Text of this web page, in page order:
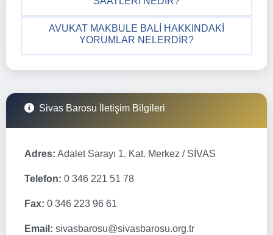
AVUKAT MAKBULE BALI HAKKINDAKI
YORUMLAR NELERDIR?
Sivas Barosu İletişim Bilgileri
Adres: Adalet Sarayı 1. Kat. Merkez / SİVAS
Telefon: 0 346 221 51 78
Fax: 0 346 223 96 61
Email: sivasbarosu@sivasbarosu.org.tr